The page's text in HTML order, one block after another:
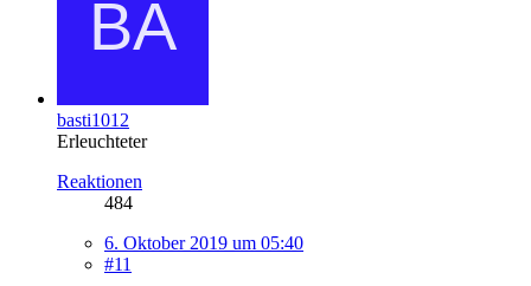
basti1012
Erleuchteter
Reaktionen
484
6. Oktober 2019 um 05:40
#11